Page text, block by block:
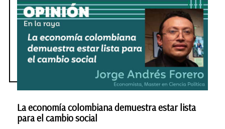
La economía colombiana demuestra estar lista
para el cambio social